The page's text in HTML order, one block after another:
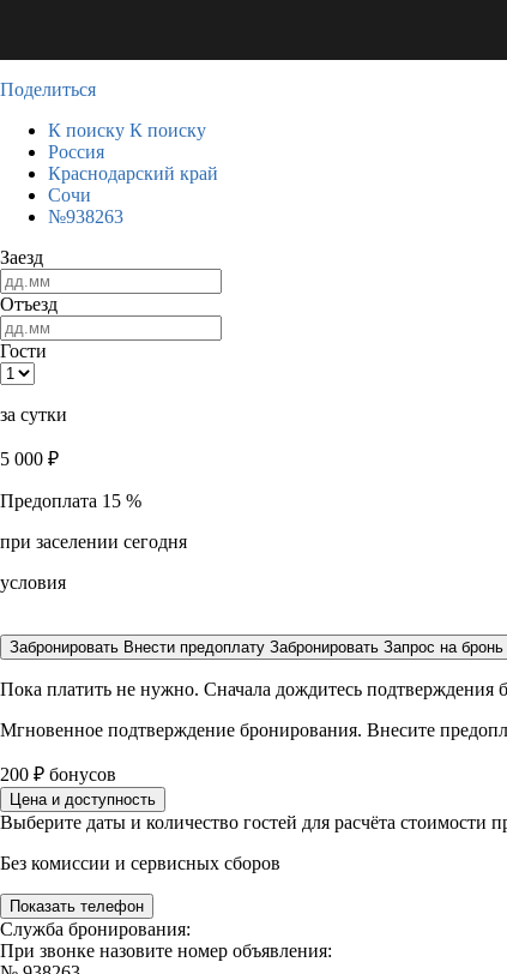
Поделиться
К поиску К поиску
Россия
Краснодарский край
Сочи
№938263
Заезд
Отъезд
Гости
за сутки
5 000 ₽
Предоплата 15 %
при заселении сегодня
условия
Забронировать Внести предоплату Забронировать Запрос на бронь
Пока платить не нужно. Сначала дождитесь подтверждения
Мгновенное подтверждение бронирования. Внесите
200 ₽ бонусов
Цена и доступность
Выберите даты и количество гостей для расчёта стоимости
Без комиссии и сервисных сборов
Показать телефон
Служба бронирования:
При звонке назовите номер объявления: